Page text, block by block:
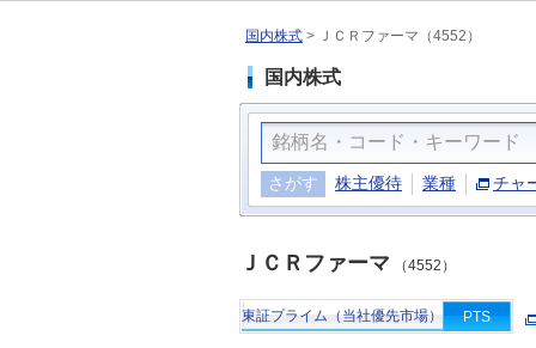
国内株式 > ＪＣＲファーマ（4552）
国内株式
さがす 株主優待 業種 チャ
ＪＣＲファーマ （4552）
東証プライム（当社優先市場） PTS